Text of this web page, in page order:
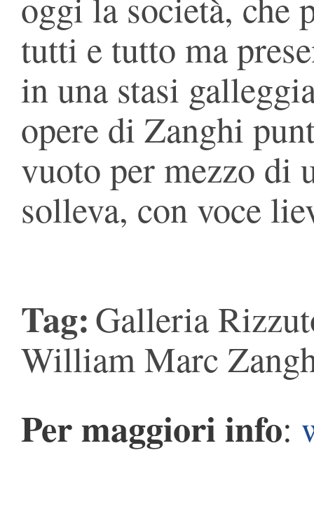
tutti e tutto ma
in una stasi
opere di Zanghi
vuoto per mezzo di
solleva, con voce
Tag:Galleria
William Marc
Per maggiori info: